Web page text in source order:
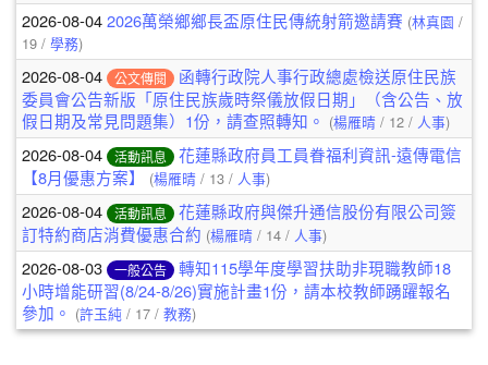
2026-08-042026萬榮鄉鄉長盃原住民傳統射箭邀請賽 (林真園 /
19 / 學務)
2026-08-04 公文傳閱
函轉行政院人事行政總處檢送原住民族
委員會公告新版「原住民族歲時祭儀放假日期」（含公告、放
假日期及常見問題集）1份，請查照轉知。 (楊雁晴 / 12 / 人事)
2026-08-04 活動訊息
花蓮縣政府員工員眷福利資訊-遠傳電信
【8月優惠方案】
(楊雁晴 / 13 / 人事)
2026-08-04 活動訊息
花蓮縣政府與傑升通信股份有限公司簽
訂特約商店消費優惠合約 (楊雁晴 / 14 / 人事)
2026-08-03 一般公告
轉知115學年度學習扶助非現職教師18
小時增能研習(8/24-8/26)實施計畫1份，請本校教師踴躍報名
參加。 (許玉純 / 17 / 教務)